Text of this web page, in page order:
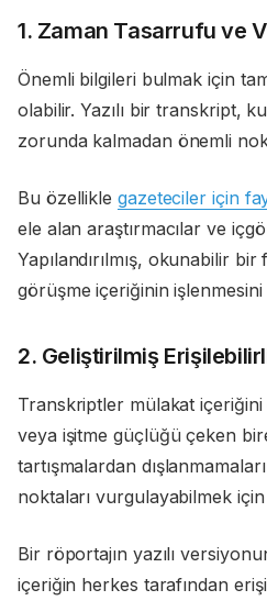
1. Zaman Tasarrufu ve
Önemli bilgileri bulmak için
olabilir. Yazılı bir transkript,
zorunda kalmadan önemli
Bu özellikle gazeteciler için
ele alan araştırmacılar ve
Yapılandırılmış, okunabilir
görüşme içeriğinin işlenmesini
2. Geliştirilmiş
Transkriptler mülakat içeriğini
veya işitme güçlüğü çeken
tartışmalardan
noktaları vurgulayabilmek
Bir röportajın yazılı
içeriğin herkes tarafından